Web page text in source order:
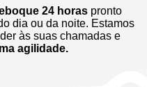
24 horas pronto
dia ou da noite. Estamos
às suas chamadas e
agilidade.